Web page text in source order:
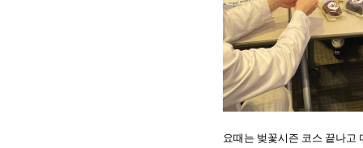
요때는 벚꽃시즌 코스 끝나고